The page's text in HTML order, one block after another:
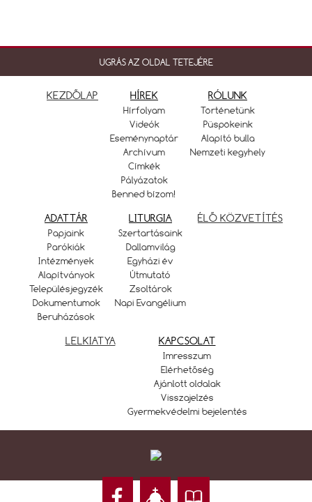
UGRÁS AZ OLDAL TETEJÉRE
KEZDŐLAP HÍREK
Hírfolyam
Videók
Eseménynaptár
Archívum
Címkék
Pályázatok
Benned bízom!
RÓLUNK
Történetünk
Püspökeink
Alapító bulla
Nemzeti kegyhely
ADATTÁR
Papjaink
Parókiák
Intézmények
Alapítványok
Településjegyzék
Dokumentumok
Beruházások
LITURGIA
Szertartásaink
Dallamvilág
Egyházi év
Útmutató
Zsoltárok
Napi Evangélium
ÉLŐ KÖZVETÍTÉS
LELKIATYA KAPCSOLAT
Imresszum
Elérhetőség
Ajánlott oldalak
Visszajelzés
Gyermekvédelmi bejelentés